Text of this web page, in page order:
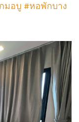
มอบู #หอพักบาง